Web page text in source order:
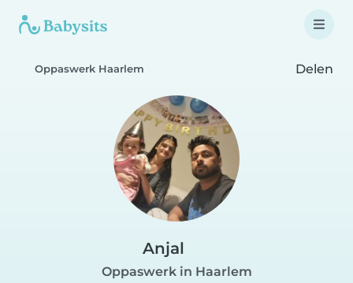
Oppaswerk Haarlem Delen
Anjal
Oppaswerk in Haarlem